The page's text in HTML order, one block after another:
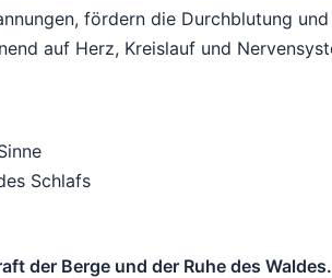
fördern die Durchblutung
auf Herz, Kreislauf und
Schlafs
der Berge und der Ruhe des Waldes.